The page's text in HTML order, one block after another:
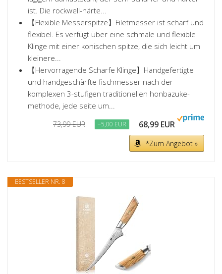
ist. Die rockwell-härte...
【Flexible Messerspitze】Filetmesser ist scharf und
flexibel. Es verfügt über eine schmale und flexible
Klinge mit einer konischen spitze, die sich leicht um
kleinere...
【Hervorragende Scharfe Klinge】Handgefertigte
und handgeschärfte fischmesser nach der
komplexen 3-stufigen traditionellen honbazuke-
methode, jede seite um...
73,99 EUR −5,00 EUR 68,99 EUR
*Zum Angebot »
BESTSELLER NR. 8